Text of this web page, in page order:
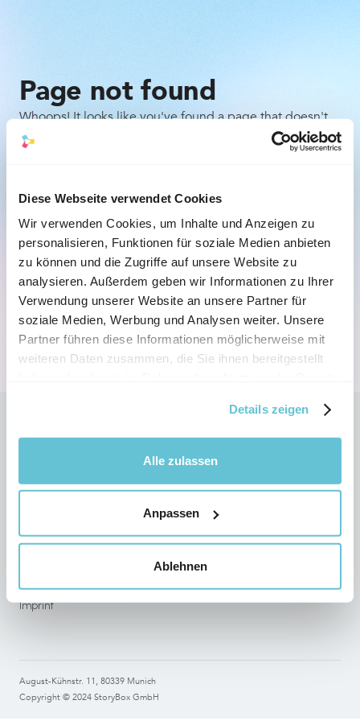
Diese Webseite verwendet Cookies
Wir verwenden Cookies, um Inhalte und Anzeigen zu
personalisieren, Funktionen für soziale Medien anbieten
zu können und die Zugriffe auf unsere Website zu
analysieren. Außerdem geben wir Informationen zu Ihrer
Verwendung unserer Website an unsere Partner für
soziale Medien, Werbung und Analysen weiter. Unsere
Partner führen diese Informationen möglicherweise mit
weiteren Daten zusammen, die Sie ihnen bereitgestellt
Details zeigen
Alle zulassen
Anpassen
Ablehnen
Page not found
Whoops! It looks like you've found a page that doesn't
exist. Don't worry, it happens to the best of us. Here are
Check the URL for any typos or mistakes.
Go back to the previous page and try to navigate
to the desired content from there.
Back to the homepage
Legal
Imprint
Copyright © 2024 StoryBox GmbH
August-Kühnstr. 11, 80339 Munich